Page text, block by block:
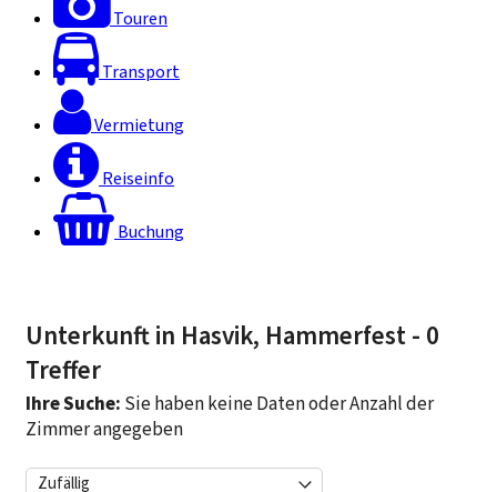
Touren
Transport
Vermietung
Reiseinfo
Buchung
Unterkunft in Hasvik, Hammerfest- 0
Treffer
Ihre Suche: Sie haben keine Daten oder Anzahl der
Zimmer angegeben